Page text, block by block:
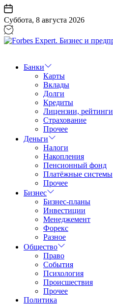
Перейти
к
содержанию
Суббота, 8 августа 2026
Бизнес
предпринимательство
Банки
Карты
Вклады
Долги
Кредиты
Лицензии, рейтинги
Страхование
Прочее
Деньги
Налоги
Накопления
Пенсионный фонд
Платёжные системы
Прочее
Бизнес
Бизнес-планы
Инвестиции
Менеджемент
Форекс
Разное
Общество
Право
События
Психология
Происшествия
Прочее
Политика